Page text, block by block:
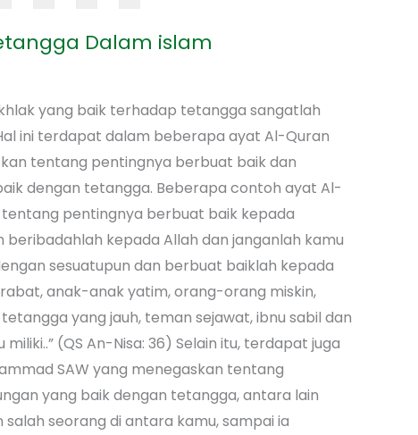
Dalam islam
yang baik terhadap tetangga sangatlah
ini terdapat dalam beberapa ayat Al-Quran
tentang pentingnya berbuat baik dan
dengan tetangga. Beberapa contoh ayat Al-
pentingnya berbuat baik kepada
beribadahlah kepada Allah dan janganlah kamu
sesuatupun dan berbuat baiklah kepada
anak-anak yatim, orang-orang miskin,
yang jauh, teman sejawat, ibnu sabil dan
(QS An-Nisa: 36) Selain itu, terdapat juga
SAW yang menegaskan tentang
yang baik dengan tetangga, antara lain
salah seorang di antara kamu, sampai ia